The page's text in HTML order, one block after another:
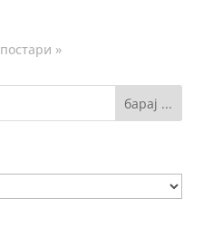
постари »